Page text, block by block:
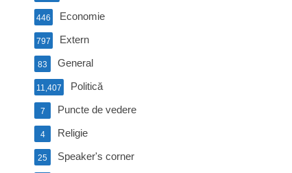
Economie
446
Extern
797
General
83
Politică
11,407
Puncte de vedere
7
Religie
4
Speaker's corner
25